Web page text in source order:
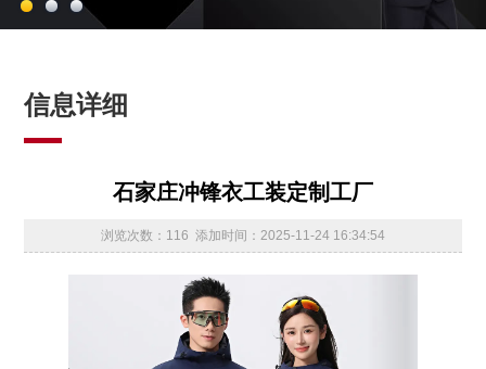
信息详细
石家庄冲锋衣工装定制工厂
浏览次数：116 添加时间：2025-11-24 16:34:54